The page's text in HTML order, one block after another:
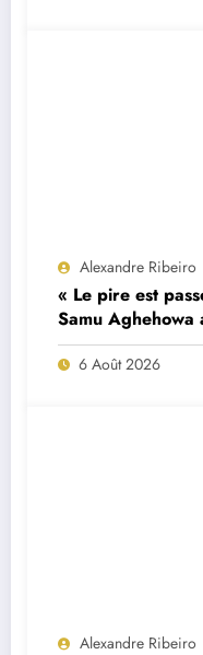
Alexandre Ribeiro
« Le pire est
Samu
Porto ?
6 Août 2026
Alexandre Ribeiro